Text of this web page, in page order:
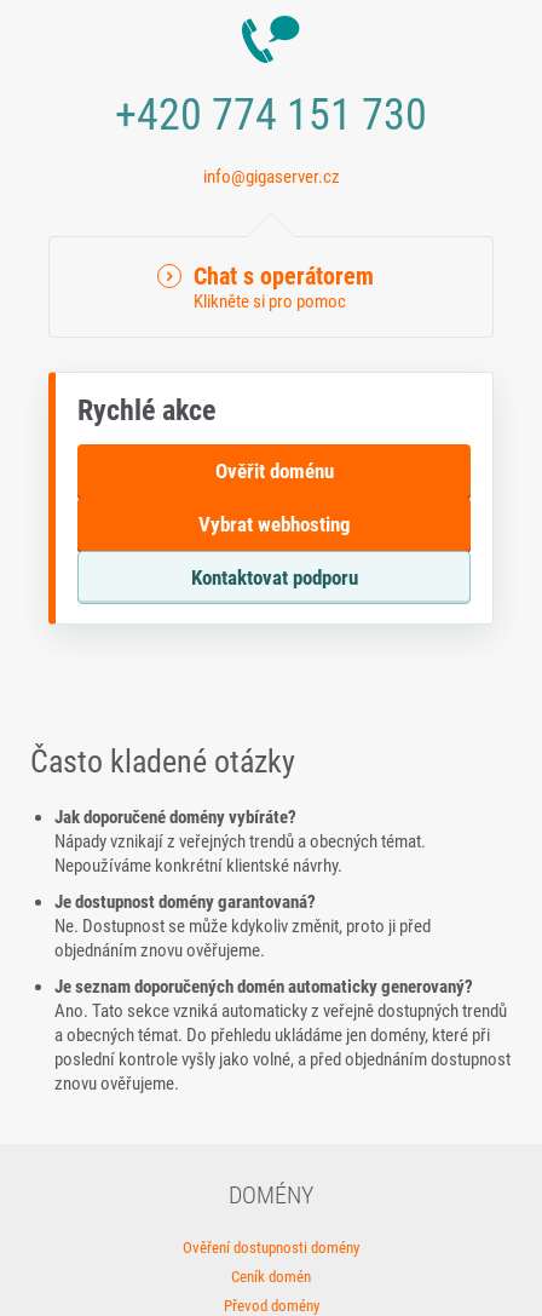
+420 774 151 730
info@gigaserver.cz
Chat s operátorem
Klikněte si pro pomoc
Rychlé akce
Ověřit doménu
Vybrat webhosting
Kontaktovat podporu
Často kladené otázky
Jak doporučené domény vybíráte?
Nápady vznikají z veřejných trendů a obecných témat.
Nepoužíváme konkrétní klientské návrhy.
Je dostupnost domény garantovaná?
Ne. Dostupnost se může kdykoliv změnit, proto ji před
objednáním znovu ověřujeme.
Je seznam doporučených domén automaticky generovaný?
Ano. Tato sekce vzniká automaticky z veřejně dostupných trendů
a obecných témat. Do přehledu ukládáme jen domény, které při
poslední kontrole vyšly jako volné, a před objednáním dostupnost
znovu ověřujeme.
DOMÉNY
Ověření dostupnosti domény
Ceník domén
Převod domény